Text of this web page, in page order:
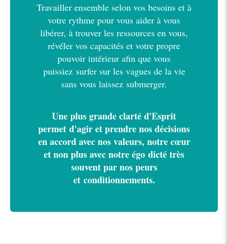
Travailler ensemble selon vos besoins et à
votre rythme pour vous aider à vous
libérer, à trouver les ressources en vous,
révéler vos capacités et votre propre
pouvoir intérieur afin que vous
puissiez surfer sur les vagues de la vie
sans vous laissez submerger.
Une plus grande clarté d'Esprit
permet d'agir et prendre nos décisions
en accord avec nos valeurs, notre cœur
et non plus avec notre égo dicté très
souvent par nos peurs
et conditionnements.